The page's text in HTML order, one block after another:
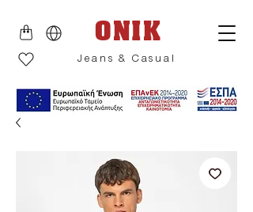
ONIK
Jeans & Casual